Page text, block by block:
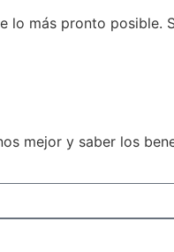
más pronto posible.
mejor y saber los